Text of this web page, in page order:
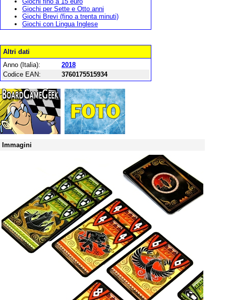
Giochi per Sette e Otto anni
Giochi Brevi (fino a trenta minuti)
Giochi con Lingua Inglese
Altri dati
Anno (Italia):
2018
Codice EAN:
3760175515934
Immagini